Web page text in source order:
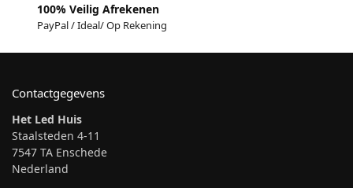
100% Veilig Afrekenen
PayPal / Ideal/ Op Rekening
Contactgegevens
Het Led Huis
Staalsteden 4-11
7547 TA Enschede
Nederland